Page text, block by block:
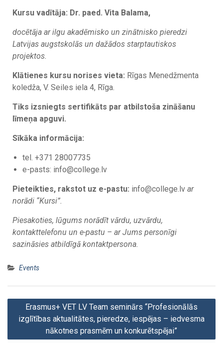
Kursu vadītāja: Dr. paed. Vita Balama,
docētāja ar ilgu akadēmisko un zinātnisko pieredzi
Latvijas augstskolās un dažādos starptautiskos
projektos.
Klātienes kursu norises vieta: Rīgas Menedžmenta
koledža, V. Seiles iela 4, Rīga.
Tiks izsniegts sertifikāts par atbilstoša zināšanu
līmeņa apguvi.
Sīkāka informācija:
tel. +371 28007735
e-pasts: info@college.lv
Pieteikties, rakstot uz e-pastu: info@college.lv ar
norādi “Kursi”.
Piesakoties, lūgums norādīt vārdu, uzvārdu,
kontakttelefonu un e-pastu – ar Jums personīgi
sazināsies atbildīgā kontaktpersona.
Events
Erasmus+ VET LV Team seminārs “Profesionālās
izglītības aktualitātes, pieredze, iespējas – iedvesma
nākotnes prasmēm un konkurētspējai”